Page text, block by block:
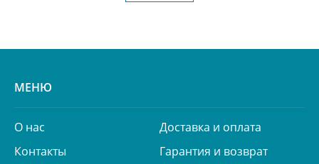
МЕНЮ
О нас
Доставка и оплата
Контакты
Гарантия и возврат